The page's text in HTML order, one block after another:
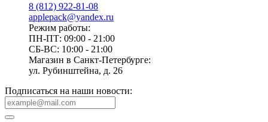
8 (812) 922-81-08
applepack@yandex.ru
Режим работы:
ПН-ПТ: 09:00 - 21:00
СБ-ВС: 10:00 - 21:00
Магазин в Санкт-Петербурге:
ул. Рубинштейна, д. 26
Подписаться на наши новости: